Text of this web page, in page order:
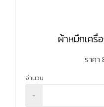
ผ้าหมึกเครื่
ราคา
จำนวน
-